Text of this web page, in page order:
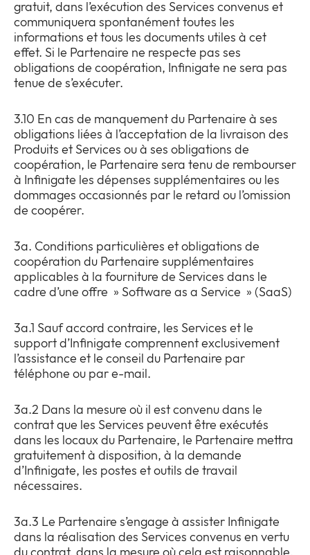
gratuit, dans l’exécution des Services convenus et
communiquera spontanément toutes les
informations et tous les documents utiles à cet
effet. Si le Partenaire ne respecte pas ses
obligations de coopération, Infinigate ne sera pas
tenue de s’exécuter.
3.10 En cas de manquement du Partenaire à ses
obligations liées à l’acceptation de la livraison des
Produits et Services ou à ses obligations de
coopération, le Partenaire sera tenu de rembourser
à Infinigate les dépenses supplémentaires ou les
dommages occasionnés par le retard ou l’omission
de coopérer.
3a. Conditions particulières et obligations de
coopération du Partenaire supplémentaires
applicables à la fourniture de Services dans le
cadre d’une offre » Software as a Service » (SaaS)
3a.1 Sauf accord contraire, les Services et le
support d’Infinigate comprennent exclusivement
l’assistance et le conseil du Partenaire par
téléphone ou par e-mail.
3a.2 Dans la mesure où il est convenu dans le
contrat que les Services peuvent être exécutés
dans les locaux du Partenaire, le Partenaire mettra
gratuitement à disposition, à la demande
d’Infinigate, les postes et outils de travail
nécessaires.
3a.3 Le Partenaire s’engage à assister Infinigate
dans la réalisation des Services convenus en vertu
du contrat, dans la mesure où cela est raisonnable,